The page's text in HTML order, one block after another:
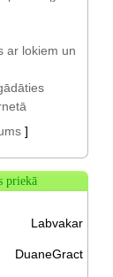
ar lokiem un
]
priekā
Labvakar
DuaneGract